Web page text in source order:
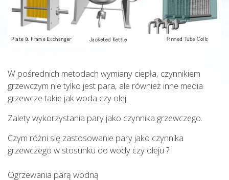
W pośrednich metodach wymiany ciepła, czynnikiem
grzewczym nie tylko jest para, ale również inne media
grzewcze takie jak woda czy olej.
Zalety wykorzystania pary jako czynnika grzewczego.
Czym różni się zastosowanie pary jako czynnika
grzewczego w stosunku do wody czy oleju ?
Ogrzewania parą wodną